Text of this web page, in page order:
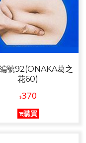
號92(ONAKA葛之
花60)
$370
購買